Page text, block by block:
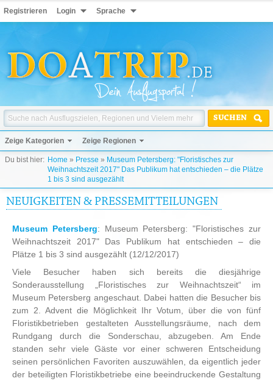
Registrieren Login Sprache
SUCHEN
Zeige Kategorien Zeige Regionen
Du bist hier: Home » Presse » Museum Petersberg: "Floristisches zur
Weihnachtszeit 2017" Das Publikum hat entschieden – die Plätze
1 bis 3 sind ausgezählt
NEUIGKEITEN & PRESSEMITTEILUNGEN
Museum Petersberg: Museum Petersberg: "Floristisches zur
Weihnachtszeit 2017" Das Publikum hat entschieden – die
Plätze 1 bis 3 sind ausgezählt (12/12/2017)
Viele Besucher haben sich bereits die diesjährige
Sonderausstellung „Floristisches zur Weihnachtszeit“ im
Museum Petersberg angeschaut. Dabei hatten die Besucher bis
zum 2. Advent die Möglichkeit Ihr Votum, über die von fünf
Floristikbetrieben gestalteten Ausstellungsräume, nach dem
Rundgang durch die Sonderschau, abzugeben. Am Ende
standen sehr viele Gäste vor einer schweren Entscheidung
seinen persönlichen Favoriten auszuwählen, da eigentlich jeder
der beteiligten Floristikbetriebe eine beeindruckende Gestaltung